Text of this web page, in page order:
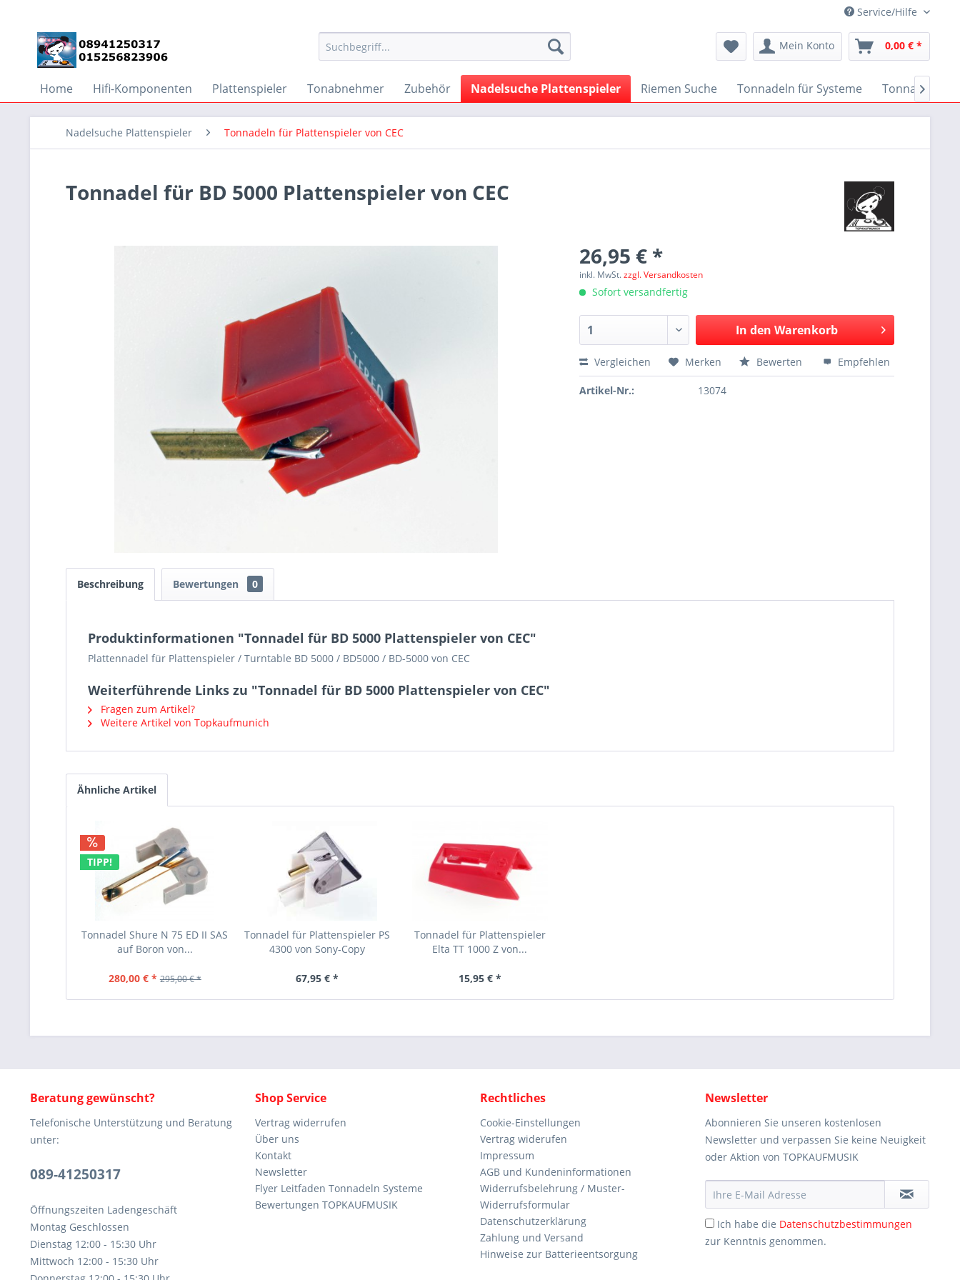
Service/Hilfe
Mein Konto 0,00 € *
Home Hifi-Komponenten Plattenspieler Tonabnehmer Zubehör Nadelsuche Plattenspieler Riemen Suche Tonnadeln für Systeme Tonnadeln

Nadelsuche Plattenspieler Tonnadeln für Plattenspieler von CEC
Tonnadel für BD 5000 Plattenspieler von CEC
26,95 € *
inkl. MwSt.zzgl. Versandkosten
Sofort versandfertig
In den Warenkorb
Vergleichen Merken Bewerten Empfehlen
Artikel-Nr.: 13074
Beschreibung Bewertungen 0
Produktinformationen "Tonnadel für BD 5000 Plattenspieler von CEC"
Plattennadel für Plattenspieler / Turntable BD 5000 / BD5000 / BD-5000 von CEC
Weiterführende Links zu "Tonnadel für BD 5000 Plattenspieler von CEC"
Fragen zum Artikel?
Weitere Artikel von Topkaufmunich
Ähnliche Artikel
TIPP!
Tonnadel Shure N 75 ED II SAS
auf Boron von...
280,00 € * 295,00 € *
Tonnadel für Plattenspieler PS
4300 von Sony-Copy
67,95 € *
Tonnadel für Plattenspieler
Elta TT 1000 Z von...
15,95 € *
Beratung gewünscht?
Telefonische Unterstützung und Beratung
unter:
089-41250317
Öffnungszeiten Ladengeschäft
Montag Geschlossen
Dienstag 12:00 - 15:30 Uhr
Mittwoch 12:00 - 15:30 Uhr
Shop Service
Vertrag widerrufen
Über uns
Kontakt
Newsletter
Flyer Leitfaden Tonnadeln Systeme
Bewertungen TOPKAUFMUSIK
Rechtliches
Cookie-Einstellungen
Vertrag widerufen
Impressum
AGB und Kundeninformationen
Widerrufsbelehrung / Muster-
Widerrufsformular
Datenschutzerklärung
Zahlung und Versand
Hinweise zur Batterieentsorgung
Newsletter
Abonnieren Sie unseren kostenlosen
Newsletter und verpassen Sie keine Neuigkeit
oder Aktion von TOPKAUFMUSIK
Ich habe die Datenschutzbestimmungen
zur Kenntnis genommen.